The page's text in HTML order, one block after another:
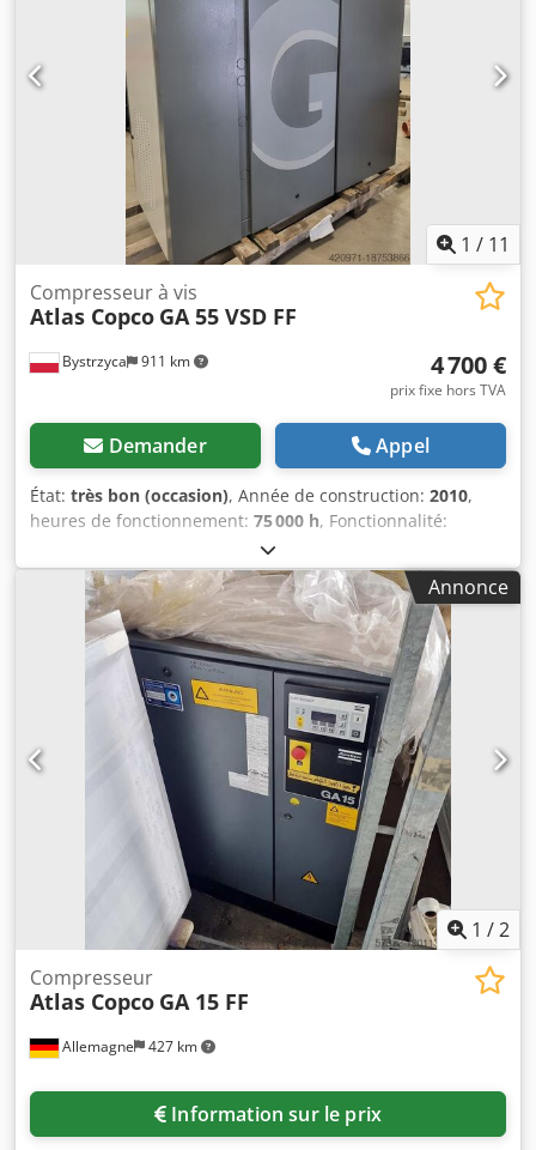
1 / 11
Bystrzyca 911 km
Compresseur à vis
Atlas Copco GA 55 VSD FF
4 700 €
prix fixe hors TVA
Demander Appel
État: très bon (occasion), Année de construction: 2010,
heures de fonctionnement: 75 000 h, Fonctionnalité:
, Compresseur 55 kW avec
sécheur intégré et variateur de fréquence. Très bon état.
Après entretien. Garantie 3 mois. Dksdpfx Ajv Rmmmecmsr
Annonce
1 /2
Allemagne 427 km
Compresseur
Atlas Copco GA 15 FF
Information sur le prix